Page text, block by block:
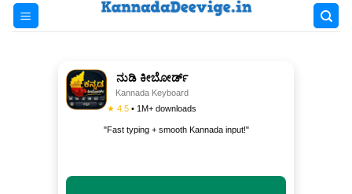
Skip
ನುಡಿ ಕೀಬೋರ್ಡ್
Kannada Keyboard
★ 4.5 • 1M+ downloads
"Fast typing + smooth Kannada input!"